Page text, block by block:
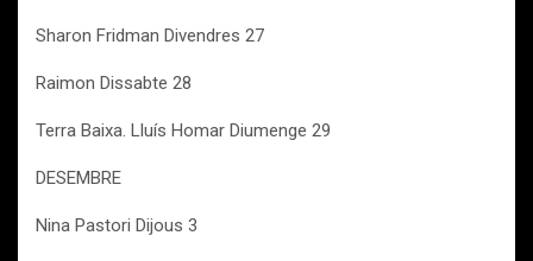
Sharon Fridman Divendres 27
Raimon Dissabte 28
Terra Baixa. Lluís Homar Diumenge 29
DESEMBRE
Nina Pastori Dijous 3